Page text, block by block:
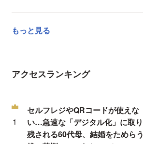
もっと見る
アクセスランキング
セルフレジやQRコードが使えな
い…急速な「デジタル化」に取り
残される60代母、結婚をためらう